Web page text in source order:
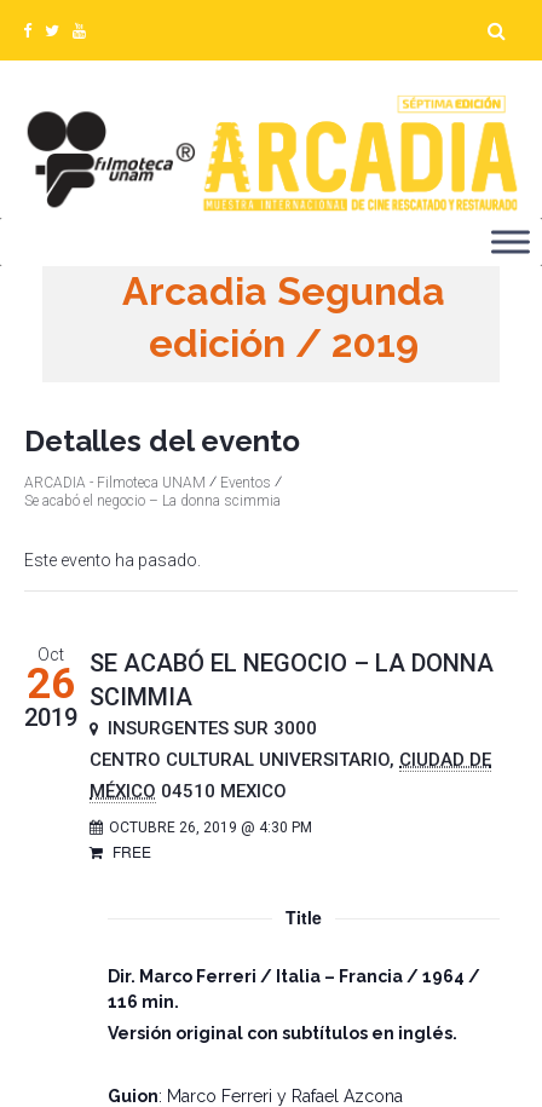
Arcadia Segunda
edición / 2019
Detalles del evento
ARCADIA - Filmoteca UNAM ⁄ Eventos ⁄
Se acabó el negocio – La donna scimmia
Este evento ha pasado.
Oct
26
2019
SE ACABÓ EL NEGOCIO – LA DONNA
SCIMMIA
INSURGENTES SUR 3000
CENTRO CULTURAL UNIVERSITARIO, CIUDAD DE
MÉXICO 04510 MEXICO
OCTUBRE 26, 2019 @ 4:30 PM
FREE
Title
Dir. Marco Ferreri / Italia – Francia / 1964 /
116 min.
Versión original con subtítulos en inglés.
Guion: Marco Ferreri y Rafael Azcona